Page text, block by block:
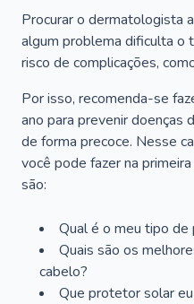
Procurar o dermatologista
algum problema dificulta o
risco de complicações,
Por isso, recomenda-se
ano para prevenir
de forma precoce. Nesse
você pode fazer na
são:
Qual é o meu tipo de
Quais são os
cabelo?
Que protetor solar